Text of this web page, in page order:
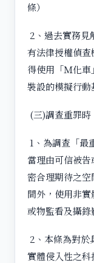
條）
2、過去實務見
有法律授權偵
得使用「Ｍ化
裝設的模擬行動
(三)調查重罪
1、為調查「最
當理由可信被
密合理期待之
間外，使用非
或物監看及攝錄
2、本條為對於
實體侵入性之